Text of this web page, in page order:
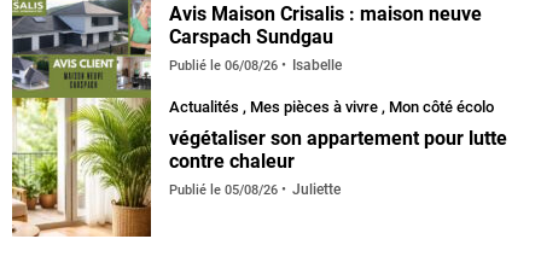
Avis Maison Crisalis : maison neuve
Carspach Sundgau
Publié le 06/08/26 Isabelle
Actualités , Mes pièces à vivre , Mon côté écolo
végétaliser son appartement pour lutte
contre chaleur
Publié le 05/08/26 Juliette